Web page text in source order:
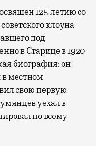
125-летию со
клоуна
под
в Старице в 1920-
биография: он
местном
свою первую
уехал в
по всему